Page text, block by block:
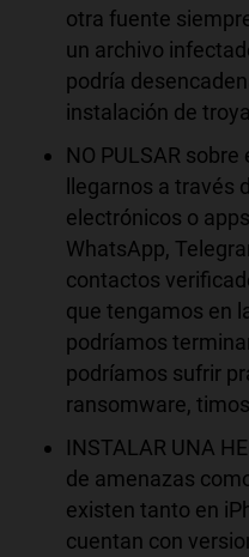
otra fuente
un archivo
podría
instalación de
NO PULSAR
llegarnos a través
electrónicos o
WhatsApp,
contactos
que tengamos en
podríamos
podríamos sufrir
ransomware,
INSTALAR UNA
de amenazas
existen tanto en
cuentan con